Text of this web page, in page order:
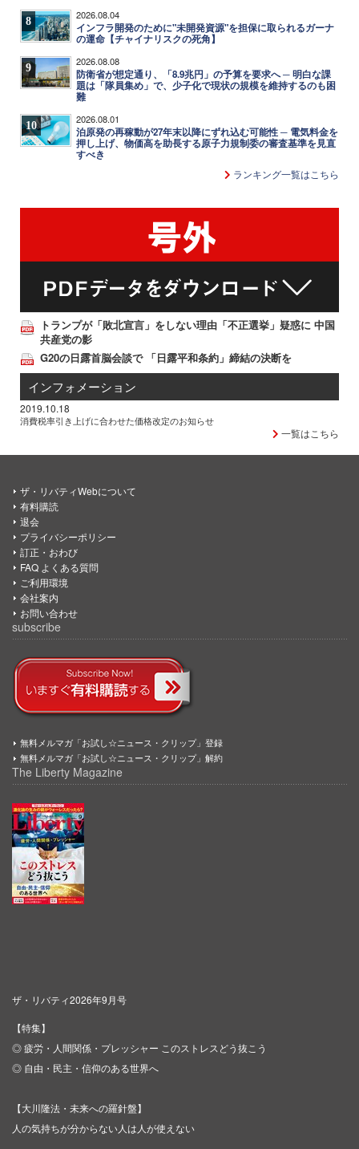
8 2026.08.04
インフラ開発のために"未開発資源"を担保に取られるガーナ
の運命【チャイナリスクの死角】
9 2026.08.08
防衛省が想定通り、「8.9兆円」の予算を要求へ ─ 明白な課
題は「隊員集め」で、少子化で現状の規模を維持するのも困
難
10 2026.08.01
泊原発の再稼動が27年末以降にずれ込む可能性 ─ 電気料金を
押し上げ、物価高を助長する原子力規制委の審査基準を見直
すべき
ランキング一覧はこちら
トランプが「敗北宣言」をしない理由「不正選挙」疑惑に 中国
共産党の影
G20の日露首脳会談で 「日露平和条約」締結の決断を
インフォメーション
2019.10.18
消費税率引き上げに合わせた価格改定のお知らせ
一覧はこちら
ザ・リバティWebについて
有料購読
退会
プライバシーポリシー
訂正・おわび
FAQ よくある質問
ご利用環境
会社案内
お問い合わせ
subscribe
無料メルマガ「お試し☆ニュース・クリップ」登録
無料メルマガ「お試し☆ニュース・クリップ」解約
The Liberty Magazine
ザ・リバティ2026年9月号
【特集】
◎ 疲労・人間関係・プレッシャー このストレスどう抜こう
◎ 自由・民主・信仰のある世界へ
【大川隆法・未来への羅針盤】
人の気持ちが分からない人は人が使えない